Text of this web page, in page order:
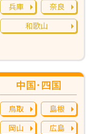
中国･四国
鳥取
島根
岡山
広島
兵庫
奈良
和歌山